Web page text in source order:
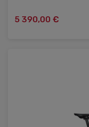
5 390,00 €